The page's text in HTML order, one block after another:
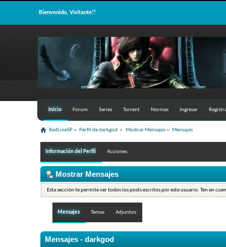
Bienvenido, Visitante!!
Inicio Forum Series Torrent Normas Ingresar
RedLineSP » Perfil de darkgod » Mostrar Mensajes» Mensajes
Información del Perfil Acciones
Mostrar Mensajes
Esta sección te permite ver todos los posts escritos por este usuario. Ten en
Mensajes Temas Adjuntos
Mensajes - darkgod